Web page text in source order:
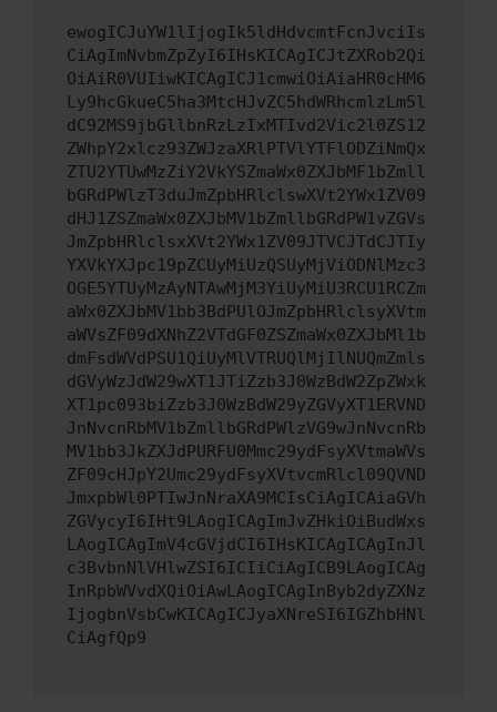
ewogICJuYW1lIjogIk5ldHdvcmtFcnJvciIs
CiAgImNvbmZpZyI6IHsKICAgICJtZXRob2Qi
OiAiR0VUIiwKICAgICJ1cmwiOiAiaHR0cHM6
Ly9hcGkueC5ha3MtcHJvZC5hdWRhcmlzLm5l
dC92MS9jbGllbnRzLzIxMTIvd2Vic2l0ZS12
ZWhpY2xlcz93ZWJzaXRlPTVlYTFlODZiNmQx
ZTU2YTUwMzZiY2VkYSZmaWx0ZXJbMF1bZmll
bGRdPWlzT3duJmZpbHRlclswXVt2YWx1ZV09
dHJ1ZSZmaWx0ZXJbMV1bZmllbGRdPW1vZGVs
JmZpbHRlclsxXVt2YWx1ZV09JTVCJTdCJTIy
YXVkYXJpc19pZCUyMiUzQSUyMjViODNlMzc3
OGE5YTUyMzAyNTAwMjM3YiUyMiU3RCU1RCZm
aWx0ZXJbMV1bb3BdPUlOJmZpbHRlclsyXVtm
aWVsZF09dXNhZ2VTdGF0ZSZmaWx0ZXJbMl1b
dmFsdWVdPSU1QiUyMlVTRUQlMjIlNUQmZmls
dGVyWzJdW29wXT1JTiZzb3J0WzBdW2ZpZWxk
XT1pc093biZzb3J0WzBdW29yZGVyXT1ERVND
JnNvcnRbMV1bZmllbGRdPWlzVG9wJnNvcnRb
MV1bb3JkZXJdPURFU0Mmc29ydFsyXVtmaWVs
ZF09cHJpY2Umc29ydFsyXVtvcmRlcl09QVND
JmxpbWl0PTIwJnNraXA9MCIsCiAgICAiaGVh
ZGVycyI6IHt9LAogICAgImJvZHkiOiBudWxs
LAogICAgImV4cGVjdCI6IHsKICAgICAgInJl
c3BvbnNlVHlwZSI6ICIiCiAgICB9LAogICAg
InRpbWVvdXQiOiAwLAogICAgInByb2dyZXNz
IjogbnVsbCwKICAgICJyaXNreSI6IGZhbHNl
CiAgfQp9